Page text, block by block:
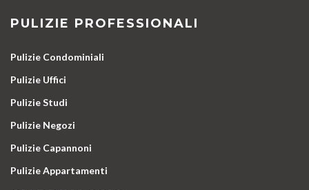
PULIZIE PROFESSIONALI
Pulizie Condominiali
Pulizie Uffici
Pulizie Studi
Pulizie Negozi
Pulizie Capannoni
Pulizie Appartamenti